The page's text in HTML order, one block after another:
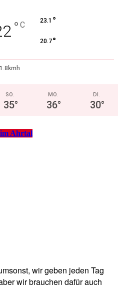
° C 23.1 °
20.7°
1.8kmh
SO.
35°
MO.
36°
DI.
30°
Ahrtal
wir geben jeden Tag
wir brauchen dafür auch